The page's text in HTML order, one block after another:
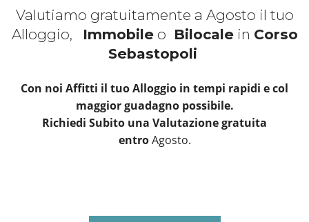
Valutiamo gratuitamente a Agosto il tuo
Alloggio, Immobileo Bilocalein Corso
Sebastopoli
Con noi Affitti il tuo Alloggio in tempi rapidi e col
maggior guadagno possibile.
Richiedi Subito una Valutazione gratuita
entroAgosto.